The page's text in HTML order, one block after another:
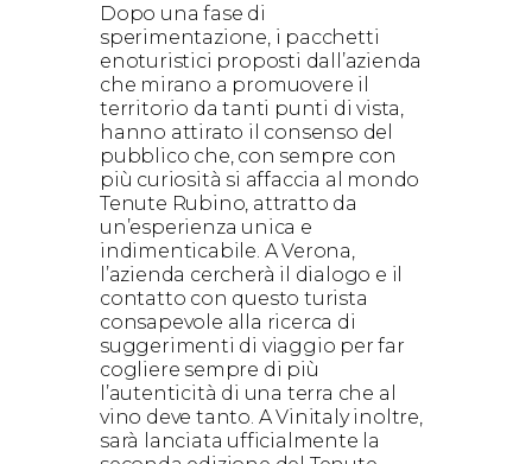
Dopo una fase di
sperimentazione, i pacchetti
enoturistici proposti dall’azienda
che mirano a promuovere il
territorio da tanti punti di vista,
hanno attirato il consenso del
pubblico che, con sempre con
più curiosità si affaccia al mondo
Tenute Rubino, attratto da
un’esperienza unica e
indimenticabile. A Verona,
l’azienda cercherà il dialogo e il
contatto con questo turista
consapevole alla ricerca di
suggerimenti di viaggio per far
cogliere sempre di più
l’autenticità di una terra che al
vino deve tanto. A Vinitaly inoltre,
sarà lanciata ufficialmente la